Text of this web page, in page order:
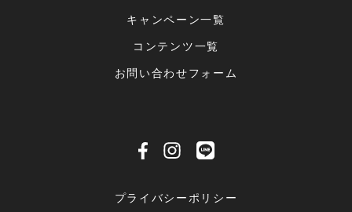
キャンペーン一覧
コンテンツ一覧
お問い合わせフォーム
プライバシーポリシー